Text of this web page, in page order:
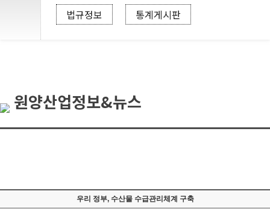
법규정보 통계게시판
원양산업정보&뉴스
우리 정부, 수산물 수급관리체계 구축